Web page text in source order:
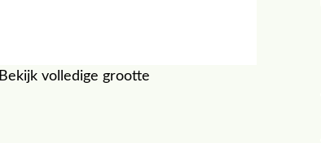
Bekijk volledige grootte